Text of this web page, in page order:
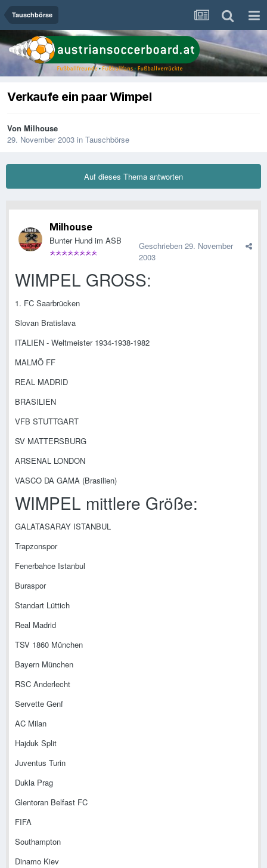
Tauschbörse
Verkaufe ein paar Wimpel
Von Milhouse
29. November 2003 in Tauschbörse
Auf dieses Thema antworten
Milhouse
Bunter Hund im ASB Geschrieben 29. November
2003
WIMPEL GROSS:
1. FC Saarbrücken
Slovan Bratislava
ITALIEN - Weltmeister 1934-1938-1982
MALMÖ FF
REAL MADRID
BRASILIEN
VFB STUTTGART
SV MATTERSBURG
ARSENAL LONDON
VASCO DA GAMA (Brasilien)
WIMPEL mittlere Größe:
GALATASARAY ISTANBUL
Trapzonspor
Fenerbahce Istanbul
Buraspor
Standart Lüttich
Real Madrid
TSV 1860 München
Bayern München
RSC Anderlecht
Servette Genf
AC Milan
Hajduk Split
Juventus Turin
Dukla Prag
Glentoran Belfast FC
FIFA
Southampton
Dinamo Kiev